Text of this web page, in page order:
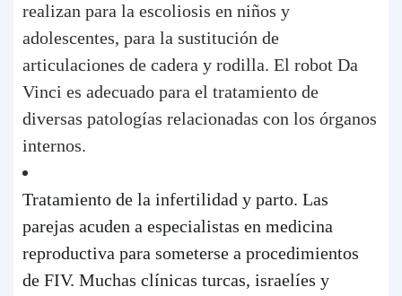
realizan para la escoliosis en niños y
adolescentes, para la sustitución de
articulaciones de cadera y rodilla. El robot Da
Vinci es adecuado para el tratamiento de
diversas patologías relacionadas con los órganos
internos.
Tratamiento de la infertilidad y parto. Las
parejas acuden a especialistas en medicina
reproductiva para someterse a procedimientos
de FIV. Muchas clínicas turcas, israelíes y